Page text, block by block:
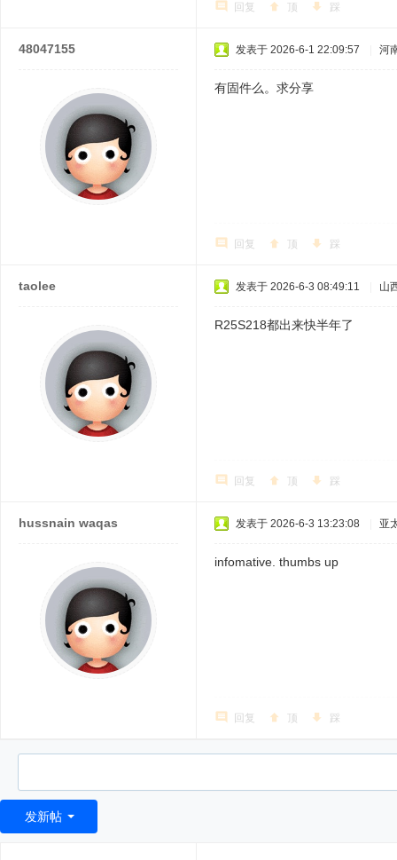
回复 顶 踩
48047155 发表于 2026-6-1 22:09:57 河
有固件么。求分享
回复 顶 踩
taolee 发表于 2026-6-3 08:49:11 山
R25S218都出来快半年了
回复 顶 踩
hussnain waqas 发表于 2026-6-3 13:23:08 亚
infomative. thumbs up
回复 顶 踩
发新帖